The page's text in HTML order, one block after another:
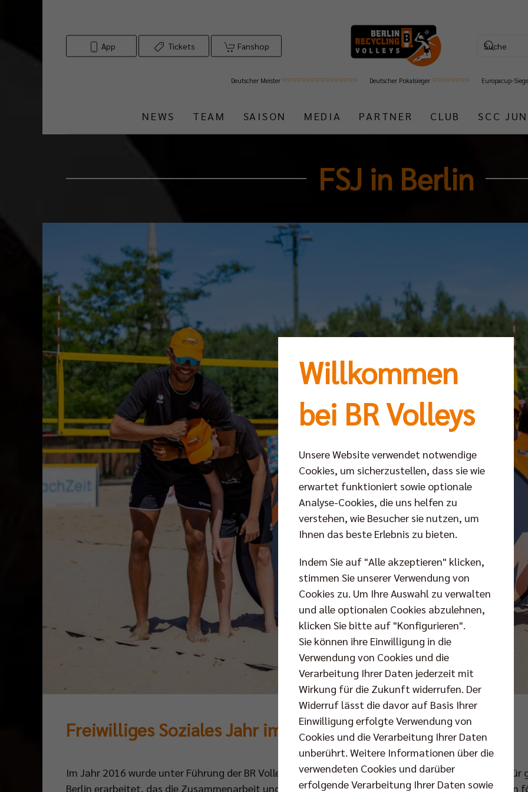
App Tickets Fanshop
Deutscher Meister Deutscher Pokalsieger Europacup-
NEWS TEAM SAISON MEDIA PARTNER CLUB SCC
FSJ in Berlin
Freiwilliges Soziales Jahr im Berliner Volleyballsport
Im Jahr 2016 wurde unter Führung der BR Volleys und ihrer SCC JUNIORS ein Nachwuchskonzept für
Berlin erarbeitet, das die Zusammenarbeit und Durchlässigkeit zwischen den Hauptstadt-Vereinen
Willkommen
bei BR Volleys
Unsere Website verwendet notwendige
Cookies, um sicherzustellen, dass sie wie
erwartet funktioniert sowie optionale
Analyse-Cookies, die uns helfen zu
verstehen, wie Besucher sie nutzen, um
Ihnen das beste Erlebnis zu bieten.
Indem Sie auf "Alle akzeptieren" klicken,
stimmen Sie unserer Verwendung von
Cookies zu. Um Ihre Auswahl zu verwalten
und alle optionalen Cookies abzulehnen,
klicken Sie bitte auf "Konfigurieren".
Sie können ihre Einwilligung in die
Verwendung von Cookies und die
Verarbeitung Ihrer Daten jederzeit mit
Wirkung für die Zukunft widerrufen. Der
Widerruf lässt die davor auf Basis Ihrer
Einwilligung erfolgte Verwendung von
Cookies und die Verarbeitung Ihrer Daten
unberührt. Weitere Informationen über die
verwendeten Cookies und darüber
erfolgende Verarbeitung Ihrer Daten sowie